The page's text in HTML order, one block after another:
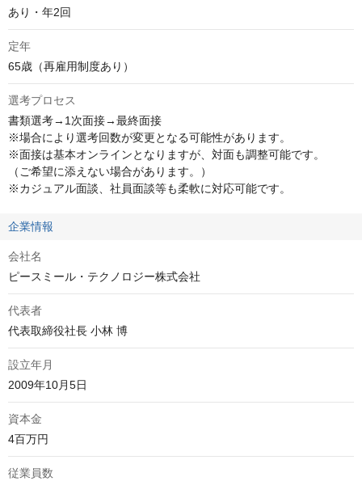
あり・年2回
定年
65歳（再雇用制度あり）
選考プロセス
書類選考→1次面接→最終面接
※場合により選考回数が変更となる可能性があります。
※面接は基本オンラインとなりますが、対面も調整可能です。
（ご希望に添えない場合があります。）
※カジュアル面談、社員面談等も柔軟に対応可能です。
企業情報
会社名
ピースミール・テクノロジー株式会社
代表者
代表取締役社長 小林 博
設立年月
2009年10月5日
資本金
4百万円
従業員数